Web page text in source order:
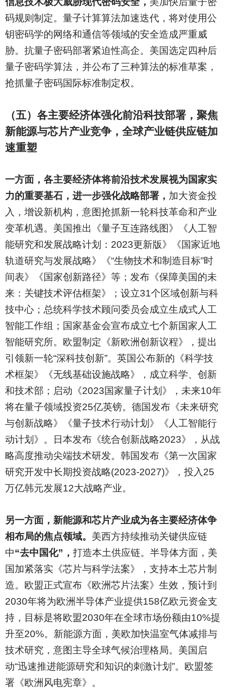
码规则制定。量子计算算法加速迭代，将对使用公
钥密码学的网络和通信等领域的安全造成严重威
胁。抗量子密码部署紧迫性高企。美国选定四种后
量子密码学算法，并公布了三种算法的标准草案，
抢抓量子密码国际标准制定权。
（五）各主要经济体强化前沿科技部署，聚焦
新能源与芯片产业竞争，全球产业链供应链加
速重塑
一方面，各主要经济体将前沿技术发展视为国家实
力的重要基石，进一步强化战略部署， 加大资金投
入，增设新机构，意图抢抓新一轮科技革命和产业
变革机遇。美国推出《量子互连路线图》《人工智
能研究和发展战略计划：2023更新版》《国家近地
轨道研究与发展战略》《“生物技术和制造目标”时
间表》《国家创新路径》等；发布《保障美国的未
来：关键技术评估框架》；设立31个区域创新与科
技中心；总统科学技术顾问委员会成立生成式人工
智能工作组；国家基金会宣布成立七个新国家人工
智能研究所。欧盟制定《新欧洲创新议程》，提出
引领新一轮“深科技创新”。英国公布新的《科学技
术框架》《无线基础设施战略》，成立科学、创新
和技术部；启动《2023国家量子计划》，未来10年
将在量子领域投资25亿英镑。德国发布《未来研究
与创新战略》《量子技术行动计划》《人工智能行
动计划》。日本发布《统合创新战略2023》，从战
略高度推动尖端技术研发。韩国发布《第一次国家
研究开发中长期投资战略(2023-2027)》，投入25
万亿韩元发展12大战略产业。
另一方面，新能源和芯片产业成为各主要经济体争
相布局的焦点领域。 美西方持续推动关键供应链
中“去中国化”， 打造本土供应链。半导体方面，美
国加紧落实《芯片与科学法案》，支持本土芯片制
造。欧盟正式宣布《欧洲芯片法案》生效，预计到
2030年将为欧洲半导体产业提供158亿欧元资金支
持，目标是将欧盟2030年在全球市场份额由10%提
升至20%。新能源方面，美欧加快温室气体减排与
技术研究，意图主导全球气候治理格局。美国启
动“迅速推进能源研究和知识的刺激计划”。欧盟签
署《欧洲风电宪章》。